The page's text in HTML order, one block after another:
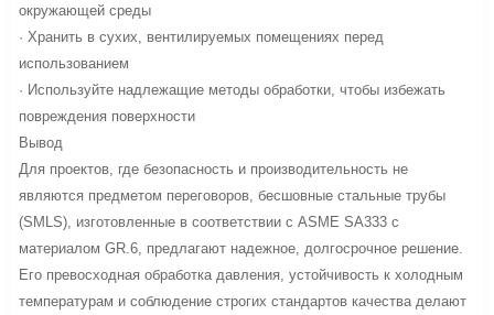
окружающей среды
· Хранить в сухих, вентилируемых помещениях перед
использованием
· Используйте надлежащие методы обработки, чтобы избежать
повреждения поверхности
Вывод
Для проектов, где безопасность и производительность не
являются предметом переговоров, бесшовные стальные трубы
(SMLS), изготовленные в соответствии с ASME SA333 с
материалом GR.6, предлагают надежное, долгосрочное решение.
Его превосходная обработка давления, устойчивость к холодным
температурам и соблюдение строгих стандартов качества делают